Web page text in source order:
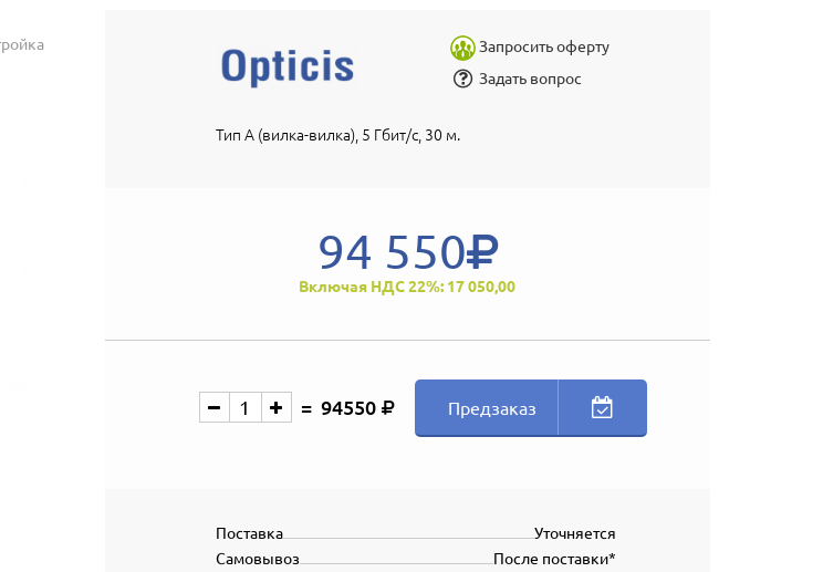
Запросить оферту
Задать вопрос
Тип А (вилка-вилка), 5 Гбит/с, 30 м.
94 550
Включая НДС 22%: 17 050,00
94550 Предзаказ
Уточняется
Поставка
После поставки*
Самовывоз